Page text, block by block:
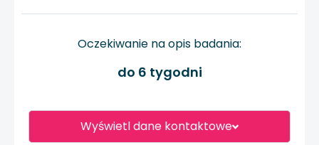
Wyświetl dane kontaktowe
Oczekiwanie na opis badania:
do 6 tygodni